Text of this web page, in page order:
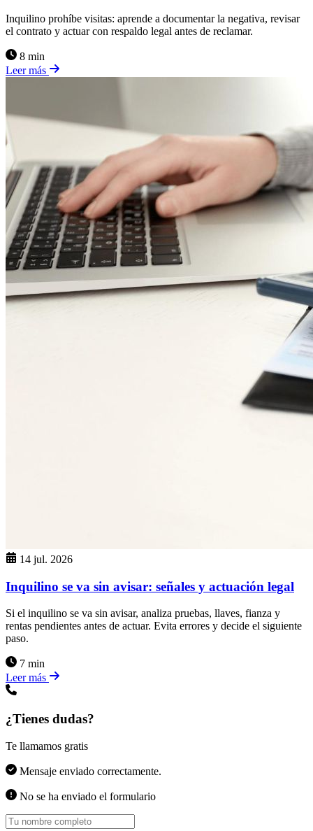
Inquilino prohíbe visitas: aprende a documentar la negativa, revisar
el contrato y actuar con respaldo legal antes de reclamar.
8 min
Leer más
14 jul. 2026
Inquilino se va sin avisar: señales y actuación legal
Si el inquilino se va sin avisar, analiza pruebas, llaves, fianza y
rentas pendientes antes de actuar. Evita errores y decide el siguiente
paso.
7 min
Leer más
¿Tienes dudas?
Te llamamos gratis
Mensaje enviado correctamente.
No se ha enviado el formulario